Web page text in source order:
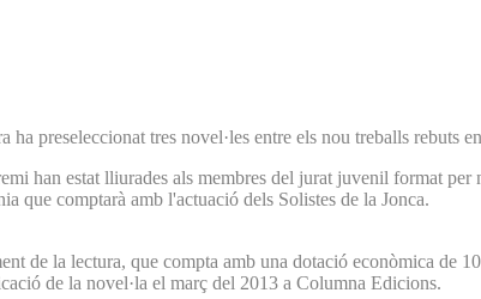
preseleccionat tres novel·les entre els nou treballs rebuts
han estat lliurades als membres del jurat juvenil format
que comptarà amb l'actuació dels Solistes de la Jonca.
de la lectura, que compta amb una dotació econòmica
de la novel·la el març del 2013 a Columna Edicions.